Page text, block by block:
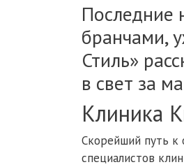
Последние
бранчами,
Стиль»
в свет за
Клиника
Скорейший путь к
специалистов